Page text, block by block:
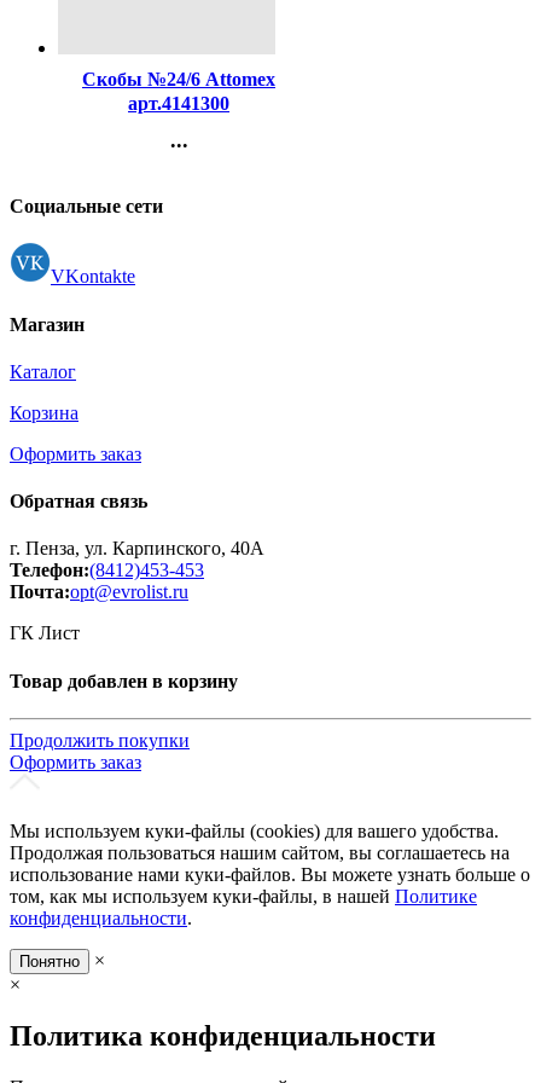
Скобы №24/6 Attomex
арт.4141300
...
Регистрация
Социальные сети
VKontakte
Магазин
Каталог
Корзина
Оформить заказ
Обратная связь
г. Пенза, ул. Карпинского, 40А
Телефон:(8412)453-453
Почта:opt@evrolist.ru
ГК Лист
Товар добавлен в корзину
Продолжить покупки
Оформить заказ
Мы используем куки-файлы (cookies) для вашего удобства.
Продолжая пользоваться нашим сайтом, вы соглашаетесь на
использование нами куки-файлов. Вы можете узнать больше о
том, как мы используем куки-файлы, в нашей Политике
конфиденциальности.
Понятно
×
×
Политика конфиденциальности